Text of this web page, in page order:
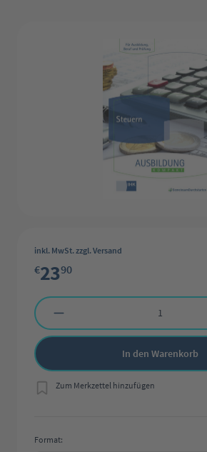
inkl. MwSt. zzgl. Versand
€2390
Produkt Anzahl: Gib den gewünschten Wert
In den Warenkorb
Zum Merkzettel hinzufügen
Format: